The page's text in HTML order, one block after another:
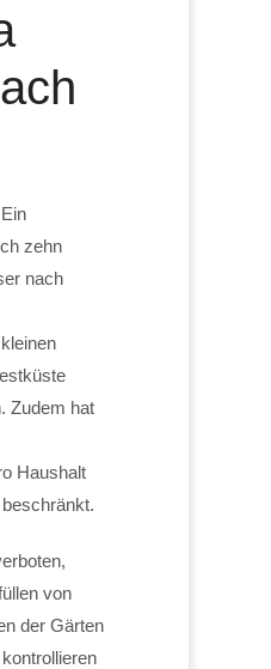
zehn
nach
Zudem hat
Haushalt
von
der Gärten